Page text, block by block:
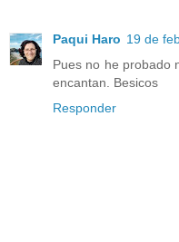
Paqui Haro 19 de
Pues no he probado
encantan. Besicos
Responder